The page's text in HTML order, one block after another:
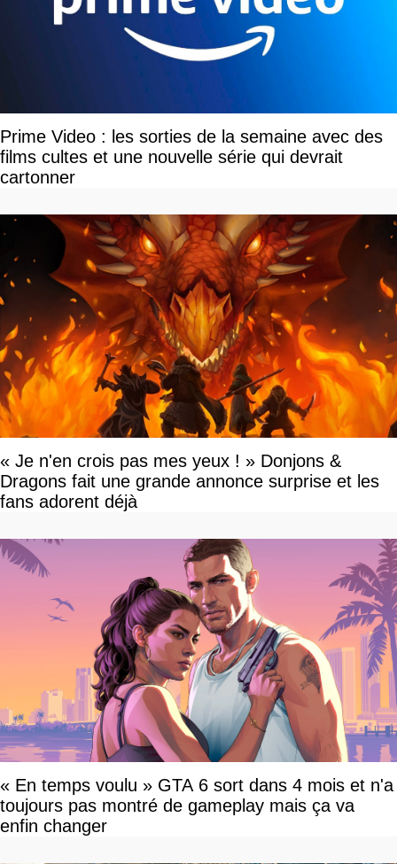
Prime Video : les sorties de la semaine avec des
films cultes et une nouvelle série qui devrait
cartonner
« Je n'en crois pas mes yeux ! » Donjons &
Dragons fait une grande annonce surprise et les
fans adorent déjà
« En temps voulu » GTA 6 sort dans 4 mois et n'a
toujours pas montré de gameplay mais ça va
enfin changer